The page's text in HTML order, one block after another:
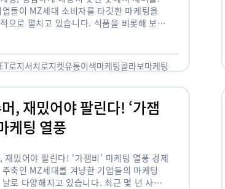
업들이 MZ세대 소비자를 타깃한 마케팅을
으로 펼치고 있습니다. 식품을 비롯해 보수
로지서치로지켓유통이색마케팅콜라보마케팅
, 재밌어야 팔린다! ‘가잼
케팅 열풍
재밌어야 팔린다! ‘가잼비’ 마케팅 열풍 경제
축인 MZ세대를 겨냥한 기업들의 마케팅
날로 다양해지고 있습니다. 최근 몇 년 사이